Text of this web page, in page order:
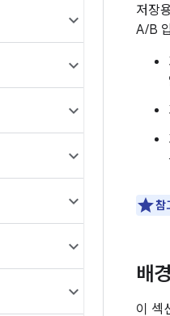
저장
A/B
참
배
이 섹